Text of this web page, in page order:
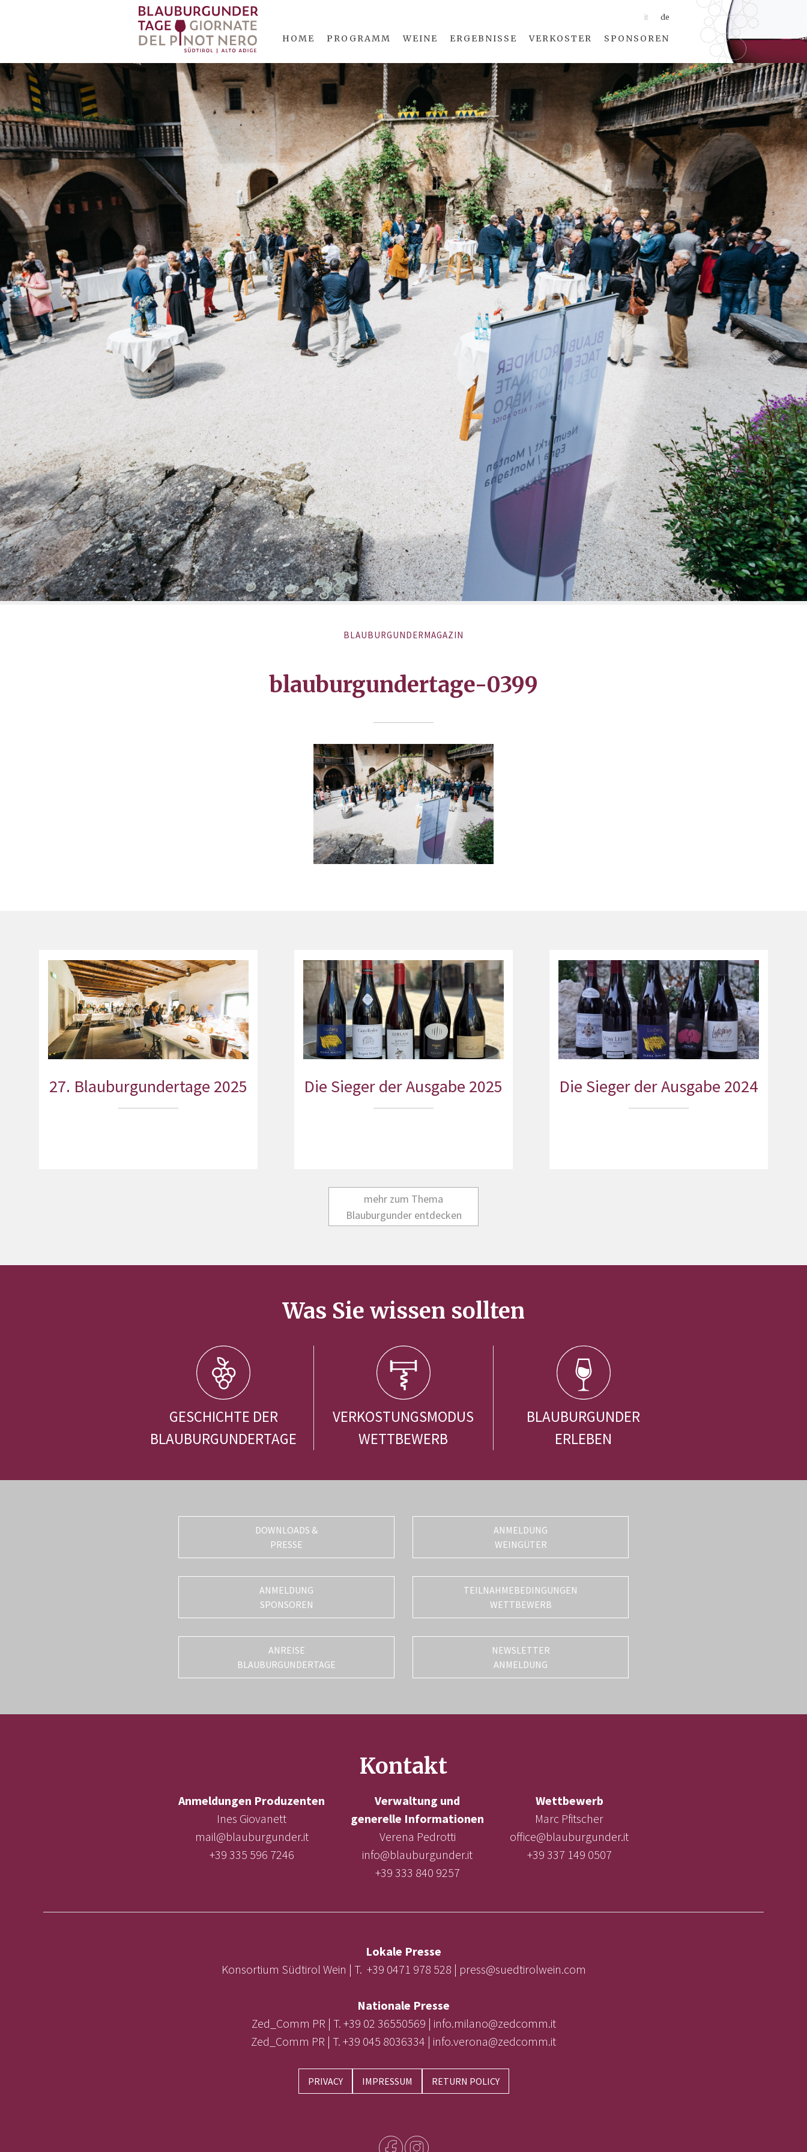
it de
HOME PROGRAMM WEINE ERGEBNISSE VERKOSTER SPONSOREN
BLAUBURGUNDERMAGAZIN
blauburgundertage-0399
27. Blauburgundertage 2025 Die Sieger der Ausgabe 2025 Die Sieger der Ausgabe 2024
mehr zum Thema
Blauburgunder entdecken
Was Sie wissen sollten
GESCHICHTE DER
BLAUBURGUNDERTAGE
VERKOSTUNGSMODUS
WETTBEWERB
BLAUBURGUNDER
ERLEBEN
DOWNLOADS &
PRESSE
ANMELDUNG
WEINGÜTER
ANMELDUNG
SPONSOREN
TEILNAHMEBEDINGUNGEN
WETTBEWERB
ANREISE
BLAUBURGUNDERTAGE
NEWSLETTER
ANMELDUNG
Kontakt
Anmeldungen Produzenten
Ines Giovanett
mail@blauburgunder.it
+39 335 596 7246
Verwaltung und
generelle Informationen
Verena Pedrotti
info@blauburgunder.it
+39 333 840 9257
Wettbewerb
Marc Pfitscher
office@blauburgunder.it
+39 337 149 0507
Lokale Presse
Konsortium Südtirol Wein | T. +39 0471 978 528 | press@suedtirolwein.com
Nationale Presse
Zed_Comm PR | T. +39 02 36550569 | info.milano@zedcomm.it
Zed_Comm PR | T. +39 045 8036334 | info.verona@zedcomm.it
PRIVACY IMPRESSUM RETURN POLICY